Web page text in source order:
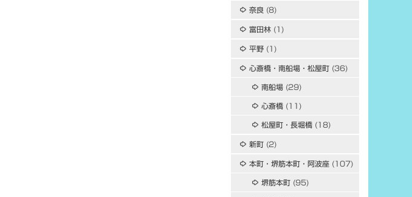
奈良 (8)
富田林 (1)
平野 (1)
心斎橋・南船場・松屋町 (36)
南船場 (29)
心斎橋 (11)
松屋町・長堀橋 (18)
新町 (2)
本町・堺筋本町・阿波座 (107)
堺筋本町 (95)